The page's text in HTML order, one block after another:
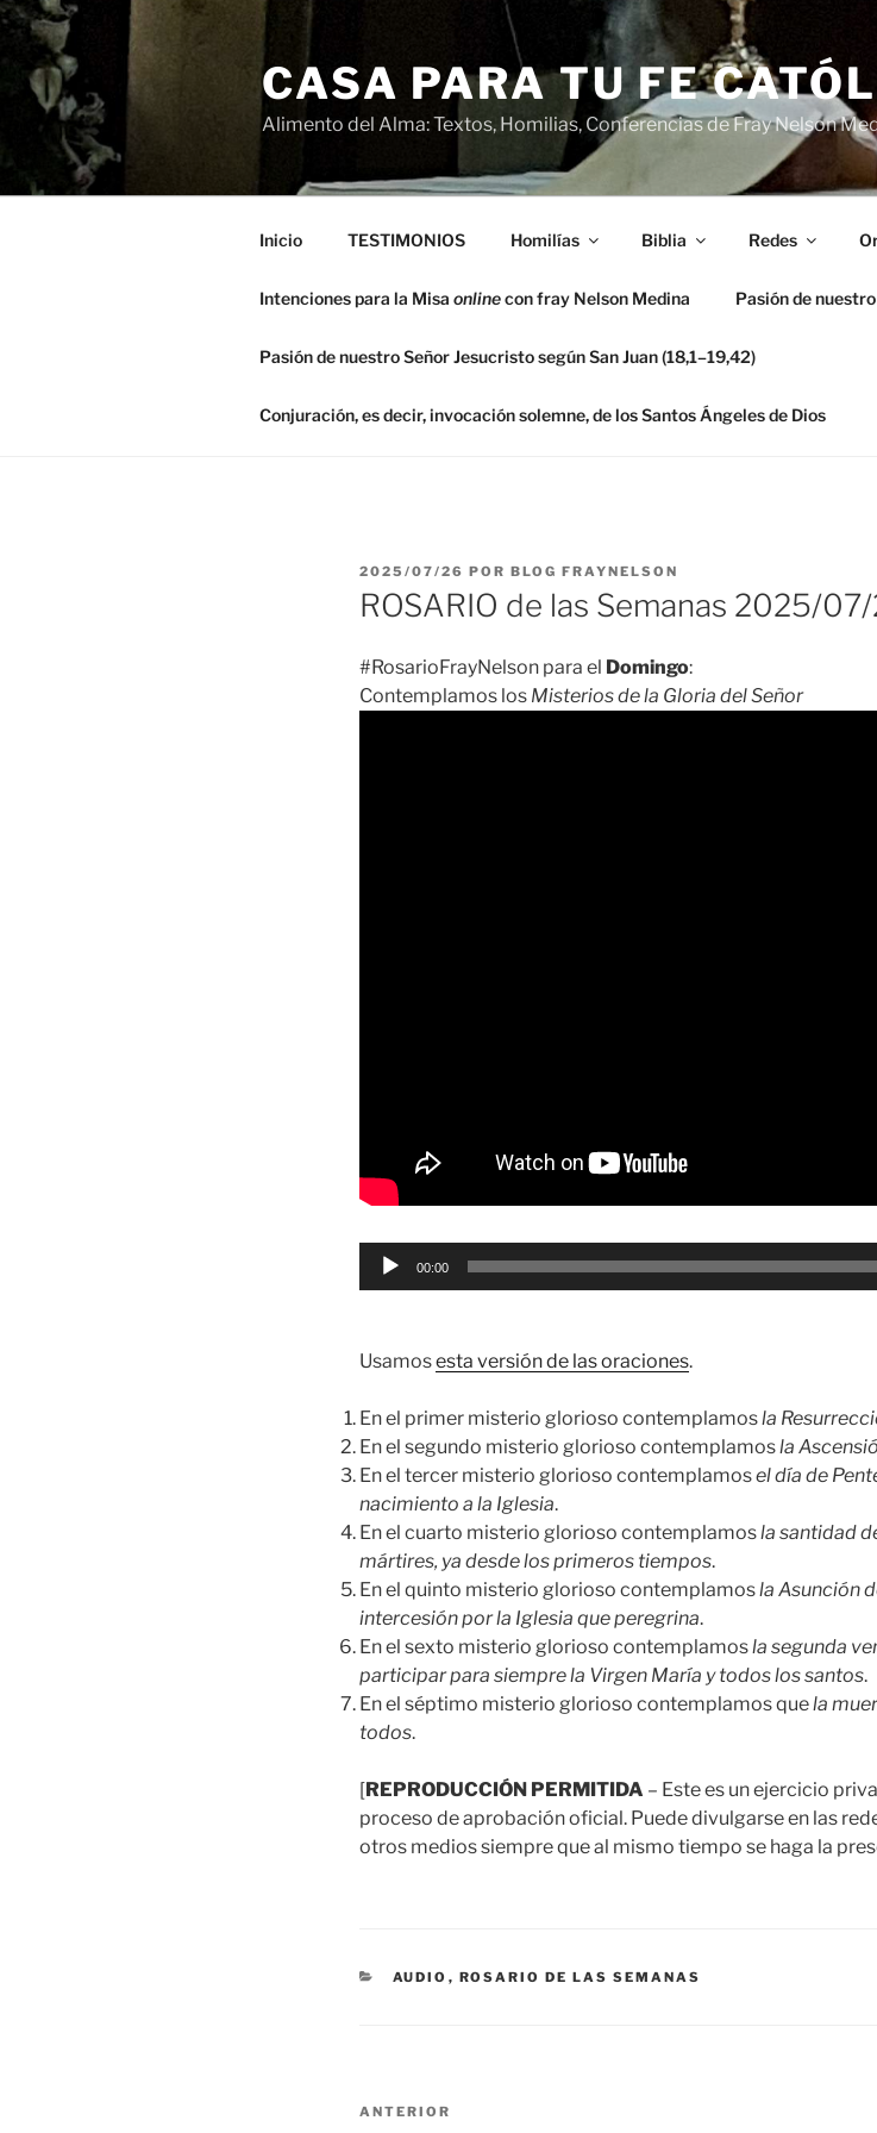
Saltar
contenido
CASA PARA TU FE
Alimento del Alma: Textos, Homilias, Conferencias de Fray Nelson
Inicio TESTIMONIOS Homilías Biblia Redes
Intenciones para la Misa onlinecon fray Nelson Medina Pasión de
Pasión de nuestro Señor Jesucristo según San Juan (18,1–19,42)
Conjuración, es decir, invocación solemne, de los Santos Ángeles de Dios
PUBLICADO
EL
2025/07/26 POR BLOG FRAYNELSON
ROSARIO de las Semanas 2025/
#RosarioFrayNelson para el Domingo:
Contemplamos los Misterios de la Gloria del Señor
Reproductor
00:00
Usamosesta versión de las oraciones.
En el primer misterio glorioso contemplamosla
En el segundo misterio glorioso contemplamosla
En el tercer misterio glorioso contemplamosel día de
nacimiento a la Iglesia.
En el cuarto misterio glorioso contemplamosla santidad
mártires, ya desde los primeros tiempos.
En el quinto misterio glorioso contemplamosla Asunción
intercesión por la Iglesia que peregrina.
En el sexto misterio glorioso contemplamosla segunda
participar para siempre la Virgen María y todos los santos.
En el séptimo misterio glorioso contemplamos quela
todos.
[REPRODUCCIÓN PERMITIDA – Este es un ejercicio
proceso de aprobación oficial. Puede divulgarse en las
otros medios siempre que al mismo tiempo se haga la
CATEGORÍAS
AUDIO , ROSARIO DE LAS SEMANAS
Navegación
Entrada
ANTERIOR